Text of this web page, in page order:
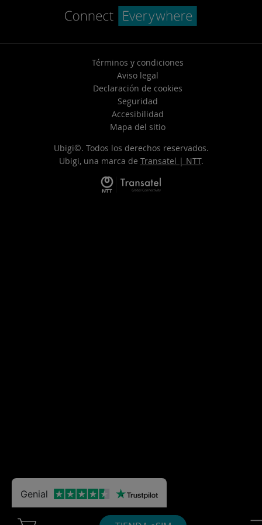
Términos y condiciones
Aviso legal
Declaración de cookies
Seguridad
Accesibilidad
Mapa del sitio
Ubigi©. Todos los derechos reservados.
Ubigi, una marca de Transatel | NTT.
Genial